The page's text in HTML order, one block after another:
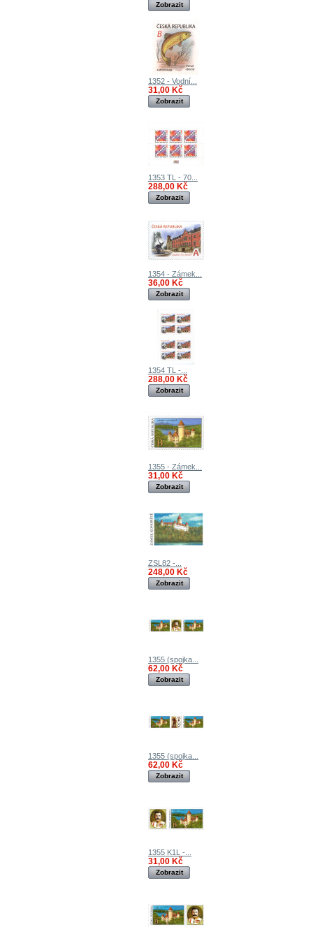
Zobrazit
1352 - Vodní...
31,00 Kč
Zobrazit
1353 TL - 70...
288,00 Kč
Zobrazit
1354 - Zámek...
36,00 Kč
Zobrazit
1354 TL -...
288,00 Kč
Zobrazit
1355 - Zámek...
31,00 Kč
Zobrazit
ZSL82 -...
248,00 Kč
Zobrazit
1355 (spojka...
62,00 Kč
Zobrazit
1355 (spojka...
62,00 Kč
Zobrazit
1355 K1L -...
31,00 Kč
Zobrazit